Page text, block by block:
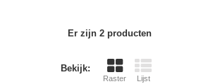
Er zijn 2 producten
Bekijk:
Raster Lijst